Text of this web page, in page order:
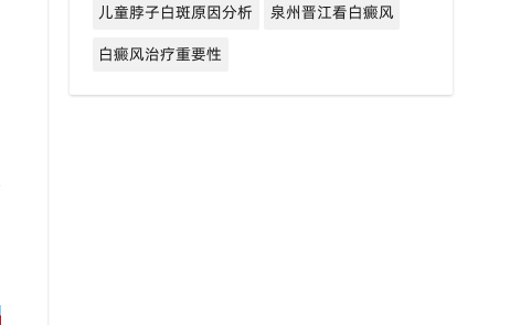
儿童脖子白斑原因分析
泉州晋江看白癜风
白癜风治疗重要性